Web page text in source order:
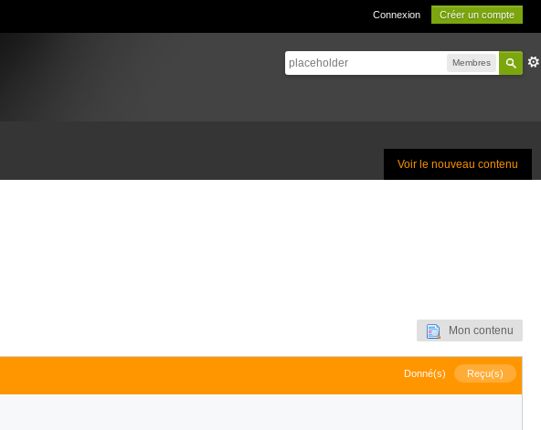
Connexion Créer un compte
Membres
Voir le nouveau contenu
Mon contenu
Donné(s) Reçu(s)